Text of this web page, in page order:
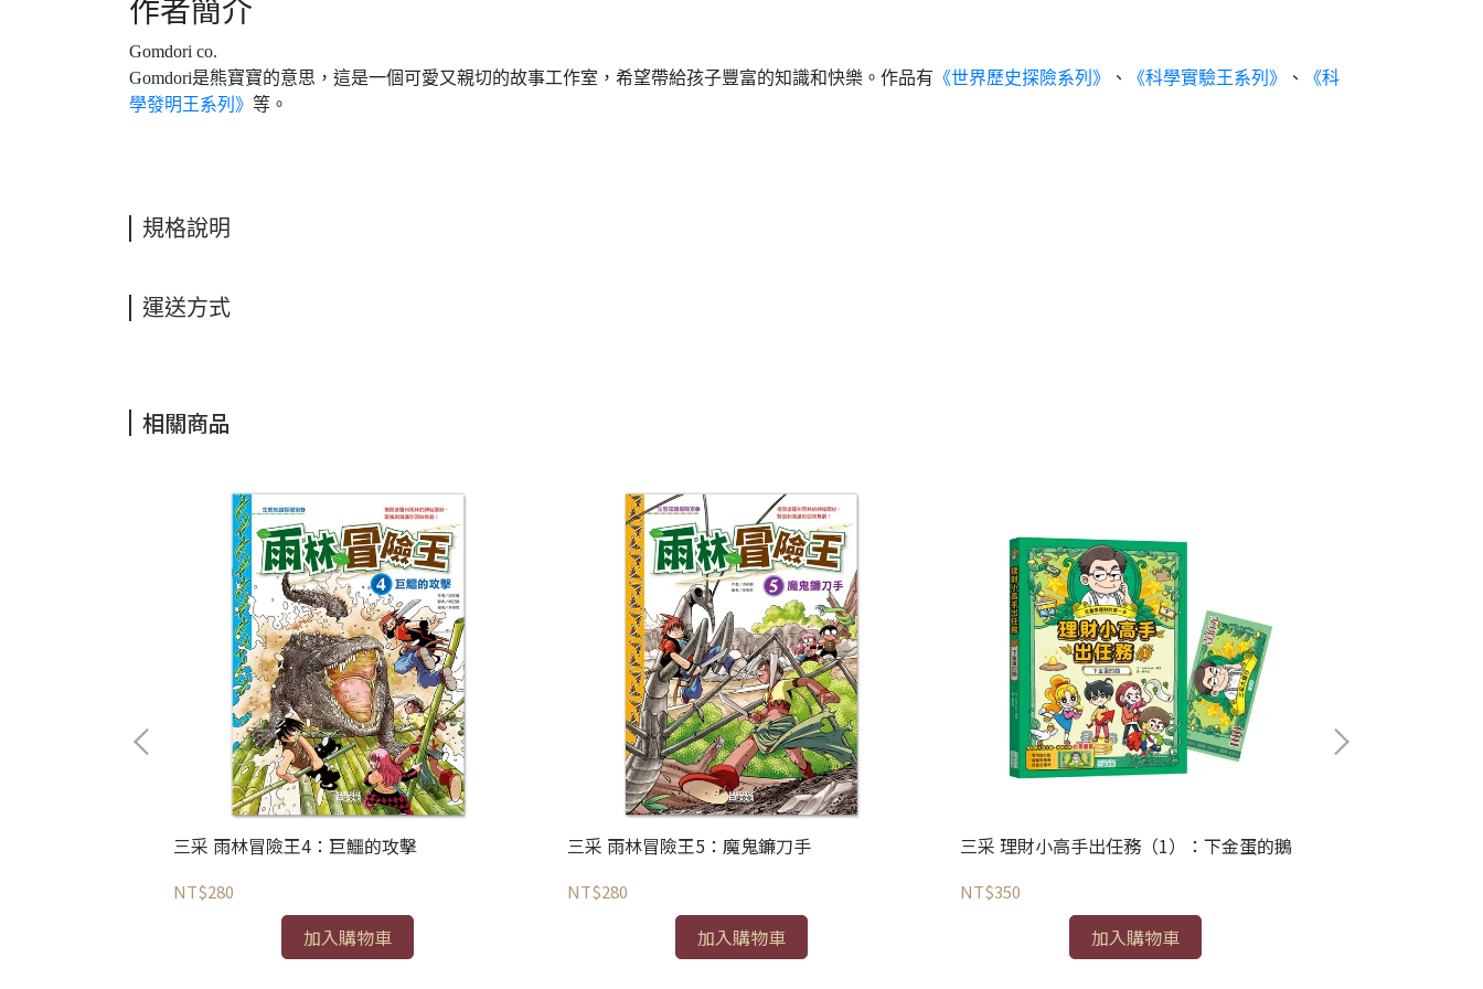
作者簡介
Gomdori co.
Gomdori是熊寶寶的意思，這是一個可愛又親切的故事工作室，希望帶給孩子豐富的知識和快樂。作品有 《世界歷史探險系列》 、 《科學實驗王系列》 、
《科
學發明王系列》 等。
規格說明
運送方式
相關商品
三采 雨林冒險王4：巨鱷的攻擊
NT$280
加入購物車
三采 雨林冒險王5：魔鬼鐮刀手
NT$280
加入購物車
三采 理財小高手出任務（1）：下金蛋的鵝
NT$350
加入購物車